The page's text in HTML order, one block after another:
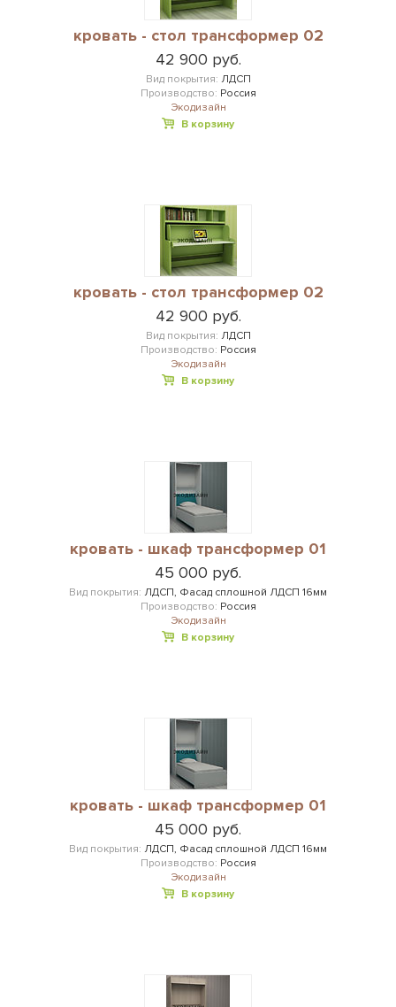
кровать - стол трансформер 02
42 900 руб.
Вид покрытия: ЛДСП
Производство: Россия
Экодизайн
В корзину
кровать - стол трансформер 02
42 900 руб.
Вид покрытия: ЛДСП
Производство: Россия
Экодизайн
В корзину
кровать - шкаф трансформер 01
45 000 руб.
Вид покрытия: ЛДСП, Фасад сплошной ЛДСП 16мм
Производство: Россия
Экодизайн
В корзину
кровать - шкаф трансформер 01
45 000 руб.
Вид покрытия: ЛДСП, Фасад сплошной ЛДСП 16мм
Производство: Россия
Экодизайн
В корзину